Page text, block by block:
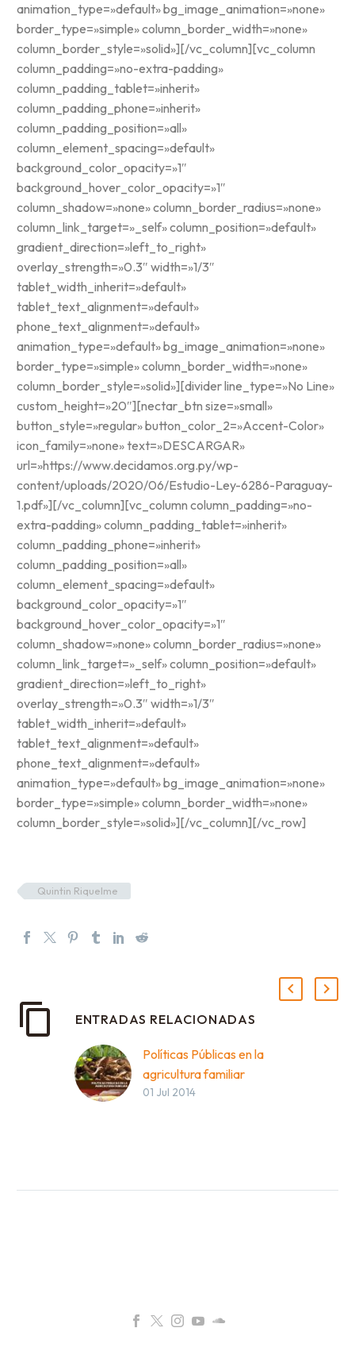
animation_type=»default» bg_image_animation=»none»
border_type=»simple» column_border_width=»none»
column_border_style=»solid»][/vc_column][vc_column
column_padding=»no-extra-padding»
column_padding_tablet=»inherit»
column_padding_phone=»inherit»
column_padding_position=»all»
column_element_spacing=»default»
background_color_opacity=»1″
background_hover_color_opacity=»1″
column_shadow=»none» column_border_radius=»none»
column_link_target=»_self» column_position=»default»
gradient_direction=»left_to_right»
overlay_strength=»0.3″ width=»1/3″
tablet_width_inherit=»default»
tablet_text_alignment=»default»
phone_text_alignment=»default»
animation_type=»default» bg_image_animation=»none»
border_type=»simple» column_border_width=»none»
column_border_style=»solid»][divider line_type=»No Line»
custom_height=»20″][nectar_btn size=»small»
button_style=»regular» button_color_2=»Accent-Color»
icon_family=»none» text=»DESCARGAR»
url=»https://www.decidamos.org.py/wp-
content/uploads/2020/06/Estudio-Ley-6286-Paraguay-
1.pdf»][/vc_column][vc_column column_padding=»no-
extra-padding» column_padding_tablet=»inherit»
column_padding_phone=»inherit»
column_padding_position=»all»
column_element_spacing=»default»
background_color_opacity=»1″
background_hover_color_opacity=»1″
column_shadow=»none» column_border_radius=»none»
column_link_target=»_self» column_position=»default»
gradient_direction=»left_to_right»
overlay_strength=»0.3″ width=»1/3″
tablet_width_inherit=»default»
tablet_text_alignment=»default»
phone_text_alignment=»default»
animation_type=»default» bg_image_animation=»none»
border_type=»simple» column_border_width=»none»
column_border_style=»solid»][/vc_column][/vc_row]
Quintin Riquelme
ENTRADAS RELACIONADAS
Políticas Públicas en la
agricultura familiar
campesina
01 Jul 2014